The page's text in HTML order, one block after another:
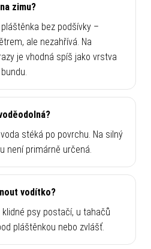
zimu?
bez podšívky –
ale nezahřívá. Na
je vhodná spíš jako vrstva
stéká po povrchu. Na silný
není primárně určená.
vodítko?
klidné psy postačí, u tahačů
pláštěnkou nebo zvlášť.